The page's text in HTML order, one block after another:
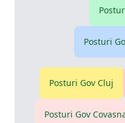
Posturi
Posturi Gov Cluj
Posturi Gov